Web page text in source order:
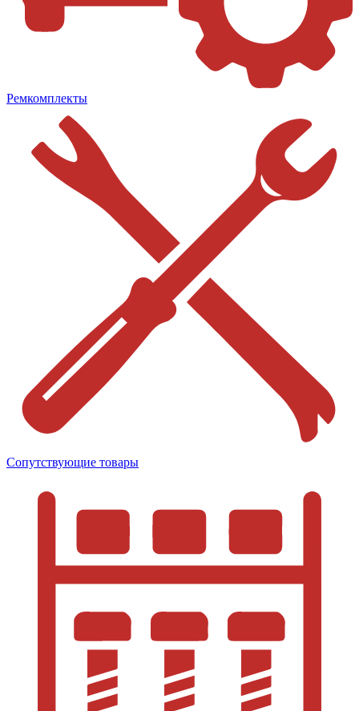
Ремкомплекты
Сопутствующие товары